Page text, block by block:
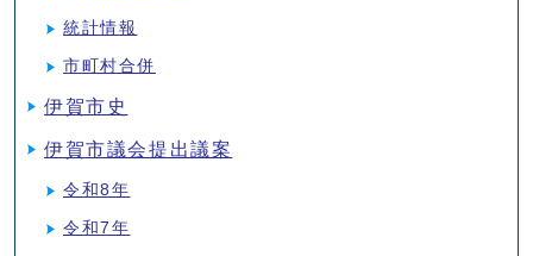
統計情報
市町村合併
伊賀市史
伊賀市議会提出議案
令和8年
令和7年